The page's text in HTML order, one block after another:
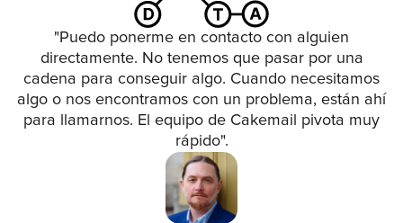
"Puedo ponerme en contacto con alguien
directamente. No tenemos que pasar por una
cadena para conseguir algo. Cuando necesitamos
algo o nos encontramos con un problema, están ahí
para llamarnos. El equipo de Cakemail pivota muy
rápido".